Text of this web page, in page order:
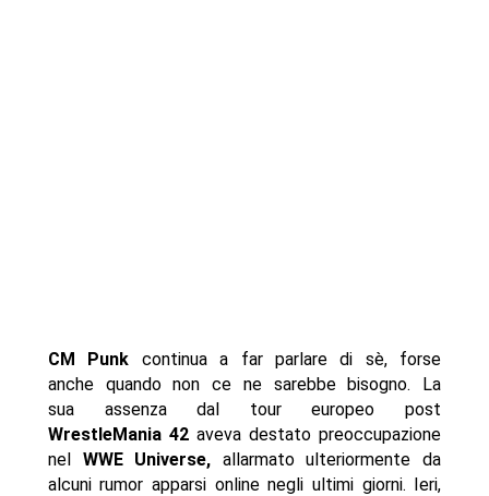
CM Punk continua a far parlare di sè, forse
anche quando non ce ne sarebbe bisogno. La
sua assenza dal tour europeo post
WrestleMania 42aveva destato preoccupazione
nel WWE Universe, allarmato ulteriormente da
alcuni rumor apparsi online negli ultimi giorni. Ieri,